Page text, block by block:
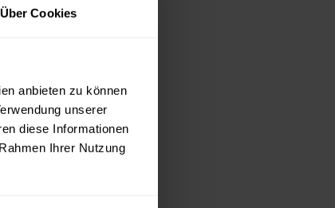
Über Cookies
anbieten zu können
unserer
diese Informationen
Ihrer Nutzung